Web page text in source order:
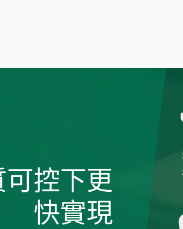
控下更
快實現